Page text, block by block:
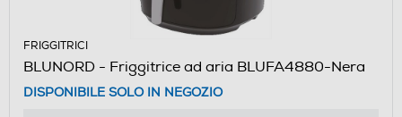
FRIGGITRICI
BLUNORD - Friggitrice ad aria BLUFA4880-Nera
DISPONIBILE SOLO IN NEGOZIO